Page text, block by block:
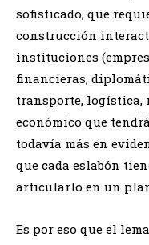
sofisticado, que
construcción
instituciones
financieras,
transporte, logística,
económico que
todavía más en
que cada eslabón
articularlo en un
Es por eso que el